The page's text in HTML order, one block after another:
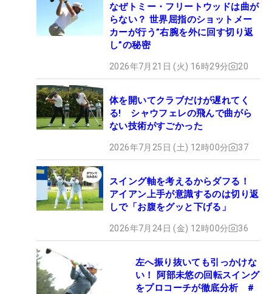
なぜトミー・フリートウッドは曲が
らない？ 世界屈指のショットメー
カーが行う”右腕を外に回す切り返
し”の秘密
2026年7月21日 (火) 16時29分 20
体を開いてクラブだけが遅れてく
る! シャウフェレの飛んで曲がら
ない技術がすごかった
2026年7月25日 (土) 12時00分 37
スイング軸を考えるからダフる！
アイアン上手が意識するのは切り返
しで「お腹をグッと下げる」
2026年7月24日 (金) 12時00分 36
左へ振り抜いても引っかけな
い！ 阿部未悠の回転スイング
をプロコーチが徹底分析 #